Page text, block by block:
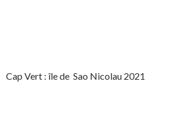
Cap Vert : île de Sao Nicolau 2021